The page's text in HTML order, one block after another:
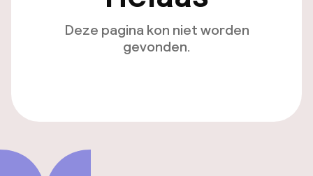
Deze pagina kon niet worden
gevonden.